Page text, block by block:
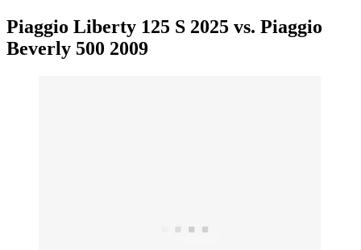
Piaggio Liberty 125 S 2025 vs. Piaggio
Beverly 500 2009